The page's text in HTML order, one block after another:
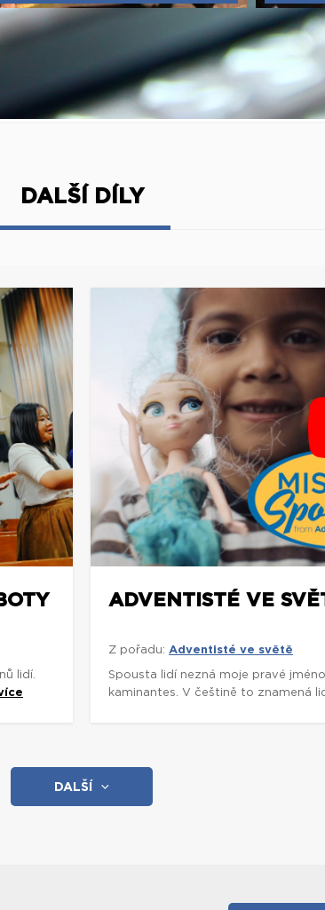
DALŠÍ DÍLY
lidí.
ADVENTISTÉ VE
Z pořadu: Adventisté ve světě
Spousta lidí nezná moje pravé
kaminantes. V češtině to znamená
DALŠÍ